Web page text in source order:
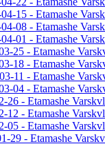
15 - Etamashe
08 - Etamashe
01 - Etamashe
25 - Etamashe
18 - Etamashe
11 - Etamashe
04 - Etamashe
26 - Etamashe
12 - Etamashe
05 - Etamashe
29 - Etamashe